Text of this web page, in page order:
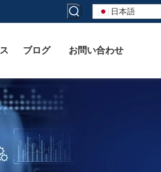
日本語
ブログ お問い合わせ